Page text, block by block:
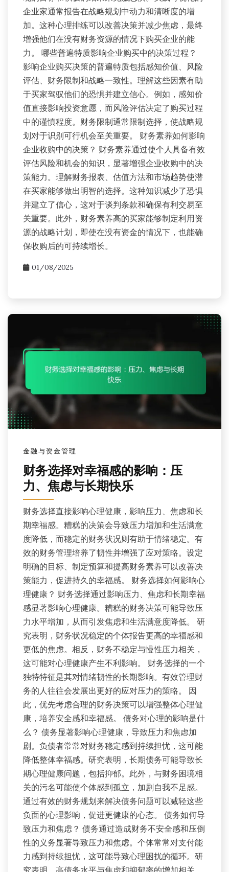
企业家通常报告在战略规划中动力和清晰度的增
加。这种心理排练可以改善决策并减少焦虑，最终
增强他们在没有财务资源的情况下购买企业的能
力。 哪些普遍特质影响企业购买中的决策过程？
影响企业购买决策的普遍特质包括感知价值、风险
评估、财务限制和战略一致性。理解这些因素有助
于买家驾驭他们的恐惧并建立信心。例如，感知价
值直接影响投资意愿，而风险评估决定了购买过程
中的谨慎程度。财务限制通常限制选择，使战略规
划对于识别可行机会至关重要。 财务素养如何影响
企业收购中的决策？ 财务素养通过使个人具备有效
评估风险和机会的知识，显著增强企业收购中的决
策能力。理解财务报表、估值方法和市场趋势使潜
在买家能够做出明智的选择。这种知识减少了恐惧
并建立了信心，这对于谈判条款和确保有利交易至
关重要。此外，财务素养高的买家能够制定利用资
源的战略计划，即使在没有资金的情况下，也能确
保收购后的可持续增长。
01/08/2025
金融与资金管理
财务选择对幸福感的影响：压
力、焦虑与长期快乐
财务选择直接影响心理健康，影响压力、焦虑和长
期幸福感。糟糕的决策会导致压力增加和生活满意
度降低，而稳定的财务状况则有助于情绪稳定。有
效的财务管理培养了韧性并增强了应对策略。设定
明确的目标、制定预算和提高财务素养可以改善决
策能力，促进持久的幸福感。 财务选择如何影响心
理健康？ 财务选择通过影响压力、焦虑和长期幸福
感显著影响心理健康。糟糕的财务决策可能导致压
力水平增加，从而引发焦虑和生活满意度降低。 研
究表明，财务状况稳定的个体报告更高的幸福感和
更低的焦虑。相反，财务不稳定与慢性压力相关，
这可能对心理健康产生不利影响。 财务选择的一个
独特特征是其对情绪韧性的长期影响。有效管理财
务的人往往会发展出更好的应对压力的策略。 因
此，优先考虑合理的财务决策可以增强整体心理健
康，培养安全感和幸福感。 债务对心理的影响是什
么？ 债务显著影响心理健康，导致压力和焦虑加
剧。负债者常常对财务稳定感到持续担忧，这可能
降低整体幸福感。研究表明，长期债务可能导致长
期心理健康问题，包括抑郁。此外，与财务困境相
关的污名可能使个体感到孤立，加剧自我不足感。
通过有效的财务规划来解决债务问题可以减轻这些
负面的心理影响，促进更健康的心态。 债务如何导
致压力和焦虑？ 债务通过造成财务不安全感和压倒
性的义务显著导致压力和焦虑。个体常常对支付能
力感到持续担忧，这可能导致心理困扰的循环。研